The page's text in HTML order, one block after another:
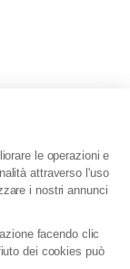
le operazioni e
attraverso l'uso
i nostri annunci
facendo clic
dei cookies può
cookie